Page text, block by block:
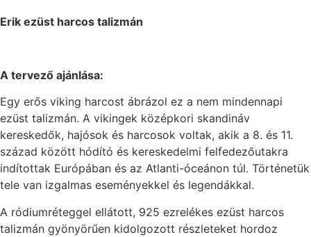
Erik ezüst harcos talizmán
A tervező ajánlása:
Egy erős viking harcost ábrázol ez a nem mindennapi
ezüst talizmán. A vikingek középkori skandináv
kereskedők, hajósok és harcosok voltak, akik a 8. és 11.
század között hódító és kereskedelmi felfedezőutakra
indítottak Európában és az Atlanti-óceánon túl. Történetük
tele van izgalmas eseményekkel és legendákkal.
A ródiumréteggel ellátott, 925 ezrelékes ezüst harcos
talizmán gyönyörűen kidolgozott részleteket hordoz